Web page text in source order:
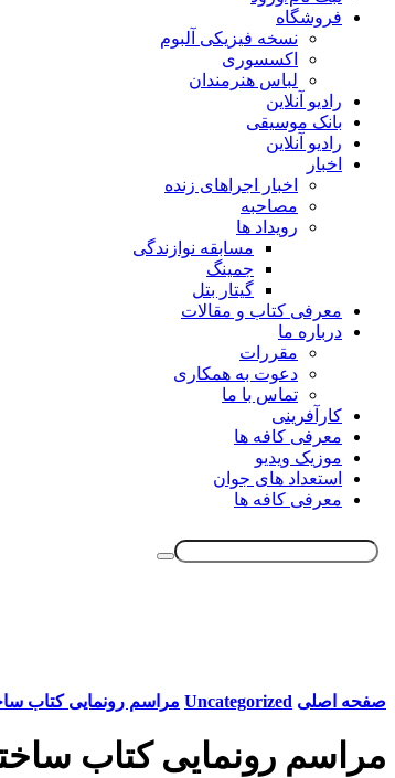
فروشگاه
نسخه فیزیکی آلبوم
اکسسوری
لباس هنرمندان
رادیو آنلاین
بانک موسیقی
رادیو آنلاین
اخبار
اخبار اجراهای زنده
مصاحبه
رویداد ها
مسابقه نوازندگی
جمینگ
گیتار بتل
معرفی کتاب و مقالات
درباره ما
مقررات
دعوت به همکاری
تماس با ما
کارآفرینی
معرفی کافه ها
موزیک ویدیو
استعداد های جوان
معرفی کافه ها
صفحه اصلی Uncategorized مراسم رونمایی کتاب
مراسم رونمایی کتاب